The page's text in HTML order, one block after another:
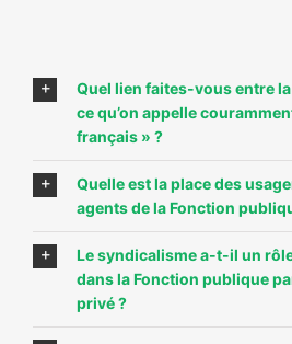
Quel lien faites-vous entre
ce qu’on appelle
français » ?
Quelle est la place des
agents de la Fonction
Le syndicalisme a-t-il un
dans la Fonction publique
privé ?